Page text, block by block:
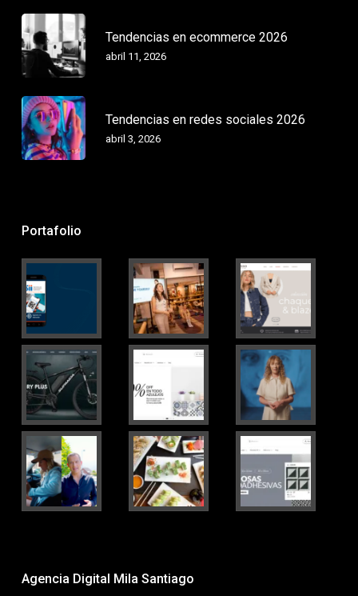
Tendencias en ecommerce 2026
abril 11, 2026
Tendencias en redes sociales 2026
abril 3, 2026
Portafolio
Agencia Digital Mila Santiago